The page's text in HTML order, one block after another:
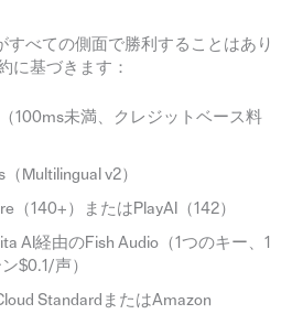
すべての側面で勝利することはあり
に基づきます：
100ms未満、クレジットベース料
Multilingual v2）
（140+）またはPlayAI（142）
AI経由のFish Audio（1つのキー、1
$0.1/声）
StandardまたはAmazon